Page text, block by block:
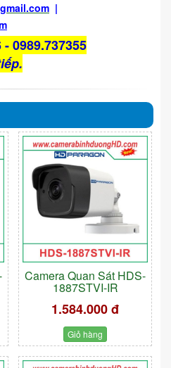
|
0989.737355
Camera Quan Sát HDS-
1887STVI-IR
1.584.000 đ
Giỏ hàng